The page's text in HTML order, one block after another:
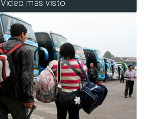
Video más visto